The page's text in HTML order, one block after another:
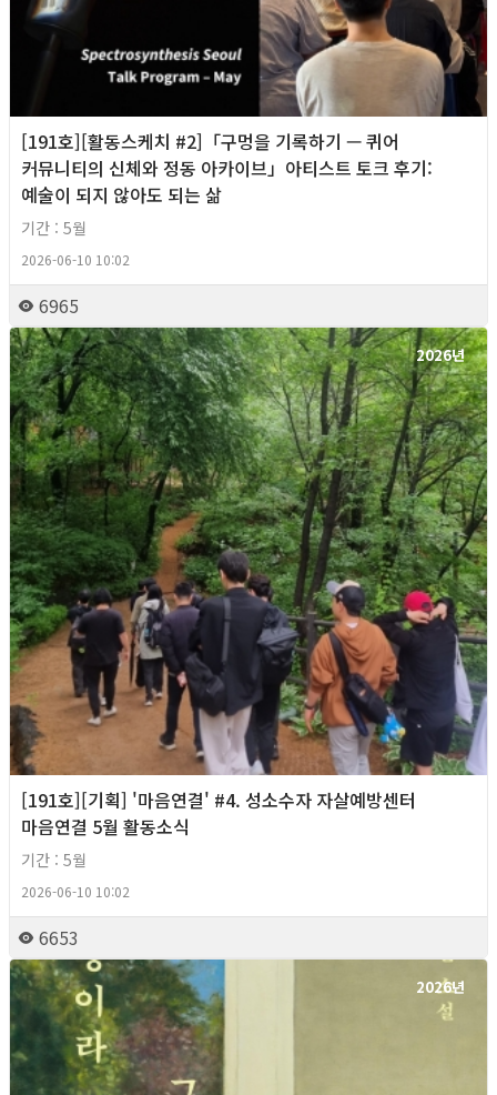
[191호][활동스케치 #2]「구멍을 기록하기 — 퀴어
커뮤니티의 신체와 정동 아카이브」아티스트 토크 후기:
예술이 되지 않아도 되는 삶
기간 : 5월
2026-06-10 10:02
6965
2026년
[191호][기획] '마음연결' #4. 성소수자 자살예방센터
마음연결 5월 활동소식
기간 : 5월
2026-06-10 10:02
6653
2026년